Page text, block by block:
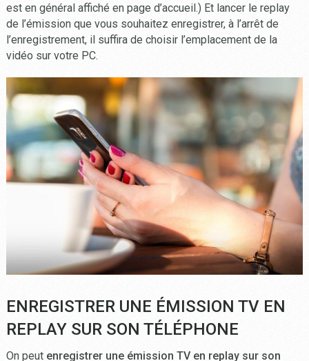
est en général affiché en page d’accueil.) Et lancer le replay
de l’émission que vous souhaitez enregistrer, à l’arrêt de
l’enregistrement, il suffira de choisir l’emplacement de la
vidéo sur votre PC.
ENREGISTRER UNE ÉMISSION TV EN
REPLAY SUR SON TÉLÉPHONE
On peut enregistrer une émission TV en replay sur son